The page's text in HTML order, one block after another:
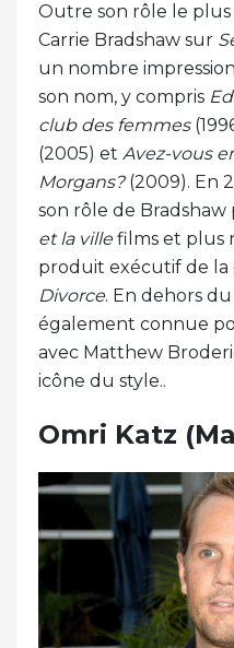
Outre son rôle le
Carrie Bradshaw sur
un nombre
son nom, y compris
club des femmes
(2005) et Avez-vous
Morgans?(2009). En
son rôle de
et la villefilms et plus
produit exécutif de la
Divorce. En dehors
également connue
avec Matthew
icône du style..
Omri Katz